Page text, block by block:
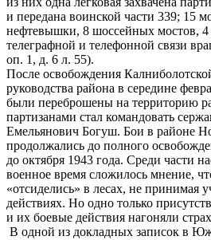
и передана воинской части 339; 15
нефтевышки, 8 шоссейных мостов, 4
телеграфной и телефонной связи
оп. 1, д. 6 л. 55).
После освобождения
руководства района в середине
были переброшены на территорию
партизанами стал командовать
Емельянович Богуш. Бои в районе
продолжались до полного
до октября 1943 года. Среди части
военное время сложилось мнение,
«отсиделись» в лесах, не принимая
действиях. Но одно только
и их боевые действия нагоняли
В одной из докладных записок в